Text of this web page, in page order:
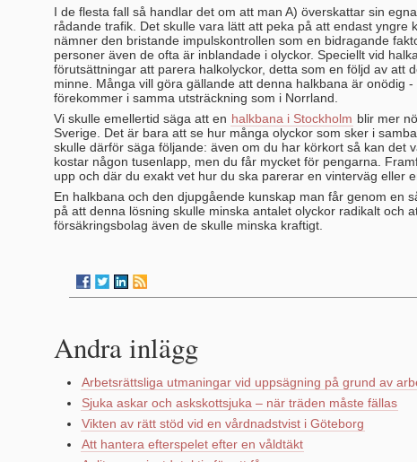
I de flesta fall så handlar det om att man A) överskattar sin
rådande trafik. Det skulle vara lätt att peka på att endast yngre
nämner den bristande impulskontrollen som en bidragande
personer även de ofta är inblandade i olyckor. Speciellt vid
förutsättningar att parera halkolyckor, detta som en följd av att
minne. Många vill göra gällande att denna halkbana är onödig
förekommer i samma utsträckning som i Norrland.
Vi skulle emellertid säga att en halkbana i Stockholm blir mer
Sverige. Det är bara att se hur många olyckor som sker i
skulle därför säga följande: även om du har körkort så kan det
kostar någon tusenlapp, men du får mycket för pengarna.
upp och där du exakt vet hur du ska parerar en vinterväg eller
En halkbana och den djupgående kunskap man får genom en
på att denna lösning skulle minska antalet olyckor radikalt och
försäkringsbolag även de skulle minska kraftigt.
Andra inlägg
Arbetsrättsliga utmaningar vid uppsägning på grund av
Sjuka askar och askskottsjuka – när träden måste fällas
Vikten av rätt stöd vid en vårdnadstvist i Göteborg
Att hantera efterspelet efter en våldtäkt